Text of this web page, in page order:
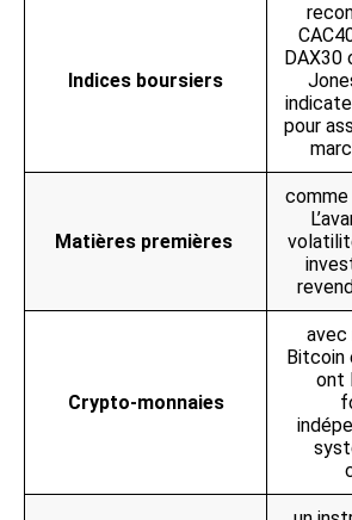
Indices boursiers
DAX30
pour
Matières premières
comme
Crypto-monnaies
avec
Bitcoin
ont